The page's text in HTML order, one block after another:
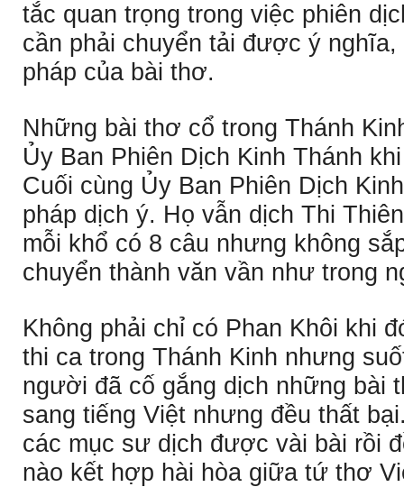
tắc quan trọng trong việc phiên
cần phải chuyển tải được ý
pháp của bài thơ.
Những bài thơ cổ trong Thánh
Ủy Ban Phiên Dịch Kinh Thánh
Cuối cùng Ủy Ban Phiên Dịch
pháp dịch ý. Họ vẫn dịch Thi
mỗi khổ có 8 câu nhưng không
chuyển thành văn vần như trong
Không phải chỉ có Phan Khôi khi
thi ca trong Thánh Kinh nhưng
người đã cố gắng dịch những bài
sang tiếng Việt nhưng đều thất
các mục sư dịch được vài bài rồi
nào kết hợp hài hòa giữa tứ thơ